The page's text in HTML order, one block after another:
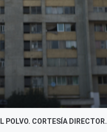
EL GROSOR DEL POLVO.
POLVO. CORTESÍA DIRECTOR.